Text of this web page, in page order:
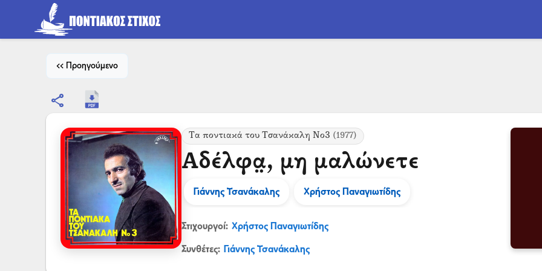
<< Προηγούμενο
share
Τα ποντιακά του Τσανάκαλη Νο3 (1977)
Αδέλφα̤, μη μαλώνετε
Γιάννης Τσανάκαλης Χρήστος Παναγιωτίδης
Στιχουργοί: Χρήστος Παναγιωτίδης
Συνθέτες: Γιάννης Τσανάκαλης